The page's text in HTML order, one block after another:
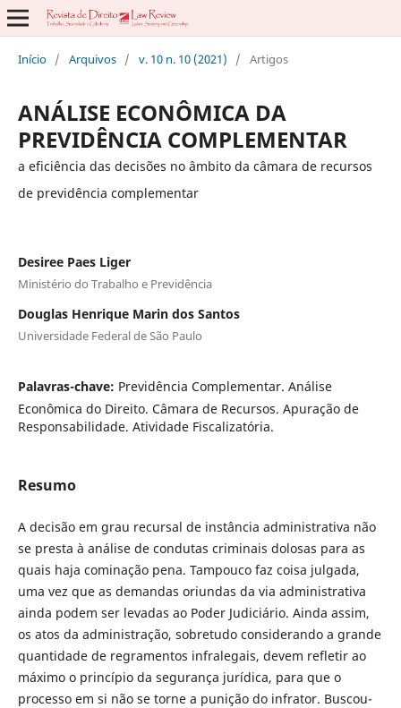
Início / Arquivos / v. 10 n. 10 (2021) / Artigos
ANÁLISE ECONÔMICA DA
PREVIDÊNCIA COMPLEMENTAR
a eficiência das decisões no âmbito da câmara de recursos
de previdência complementar
Desiree Paes Liger
Ministério do Trabalho e Previdência
Douglas Henrique Marin dos Santos
Universidade Federal de São Paulo
Palavras-chave: Previdência Complementar. Análise
Econômica do Direito. Câmara de Recursos. Apuração de
Responsabilidade. Atividade Fiscalizatória.
Resumo
A decisão em grau recursal de instância administrativa não
se presta à análise de condutas criminais dolosas para as
quais haja cominação pena. Tampouco faz coisa julgada,
uma vez que as demandas oriundas da via administrativa
ainda podem ser levadas ao Poder Judiciário. Ainda assim,
os atos da administração, sobretudo considerando a grande
quantidade de regramentos infralegais, devem refletir ao
máximo o princípio da segurança jurídica, para que o
processo em si não se torne a punição do infrator. Buscou-